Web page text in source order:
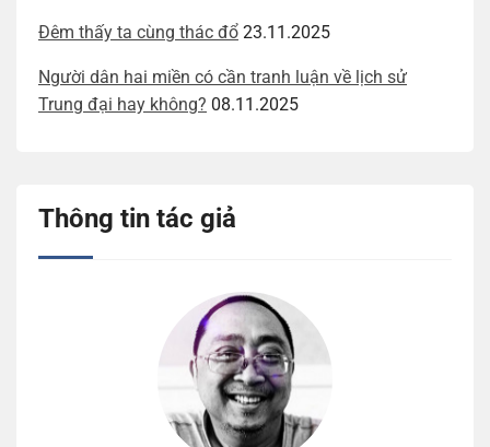
Đêm thấy ta cùng thác đổ 23.11.2025
Người dân hai miền có cần tranh luận về lịch sử
Trung đại hay không? 08.11.2025
Thông tin tác giả